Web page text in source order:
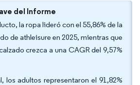
del Informe
la ropa lideró con el 55,86% de la
de athleisure en 2025, mientras que
crezca a una CAGR del 9,57%
los adultos representaron el 91,82%